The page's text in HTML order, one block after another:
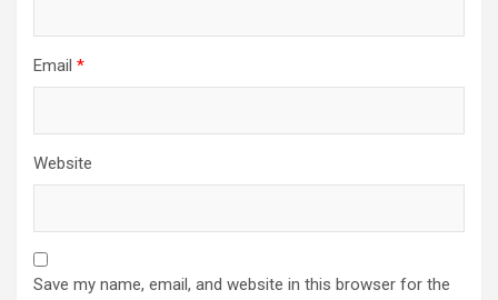
Email *
Website
Save my name, email, and website in this browser for the